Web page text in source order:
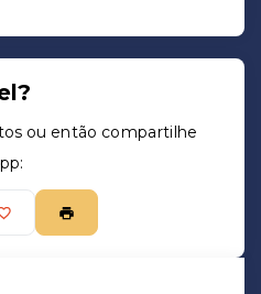
ou então compartilhe